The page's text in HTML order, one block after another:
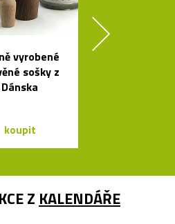
vyrobené
sošky z
Dánska
koupit
Z KALENDÁŘE